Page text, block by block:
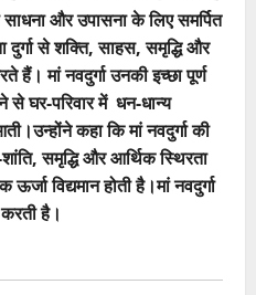
साधना और उपासना के लिए समर्पित
दुर्गा से शक्ति, साहस, समृद्धि और
हैं। मां नवदुर्गा उनकी इच्छा पूर्ण
से घर-परिवार में धन-धान्य
कहा कि मां नवदुर्गा की
समृद्धि और आर्थिक स्थिरता
विद्यमान होती है।मां नवदुर्गा
है।